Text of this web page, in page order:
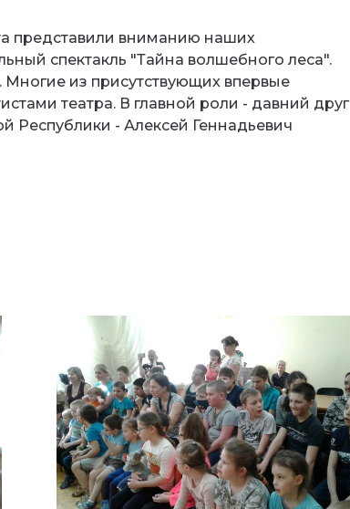
представили вниманию наших
спектакль "Тайна волшебного леса".
из присутствующих впервые
театра. В главной роли - давний друг
Республики - Алексей Геннадьевич